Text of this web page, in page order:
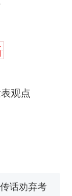
观点
的女孩，
现鸡枞菌
长大：挖了
话劝弃考